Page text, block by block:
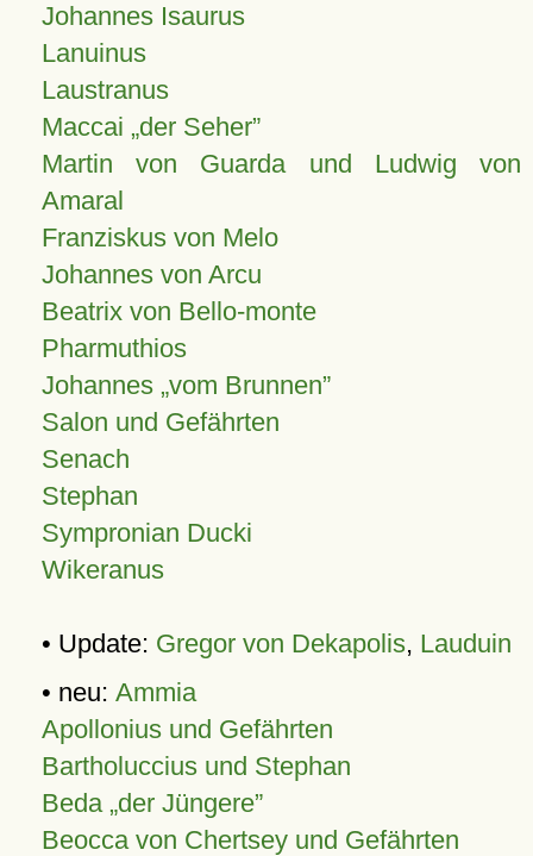
Johannes Isaurus
Lanuinus
Laustranus
Maccai „der Seher”
Martin von Guarda und Ludwig von
Amaral
Franziskus von Melo
Johannes von Arcu
Beatrix von Bello-monte
Pharmuthios
Johannes vom Brunnen
Salon und Gefährten
Senach
Stephan
Sympronian Ducki
Wikeranus
• Update: Gregor von Dekapolis, Lauduin
• neu: Ammia
Apollonius und Gefährten
Bartholuccius und Stephan
Beda „der Jüngere”
Beocca von Chertsey und Gefährten